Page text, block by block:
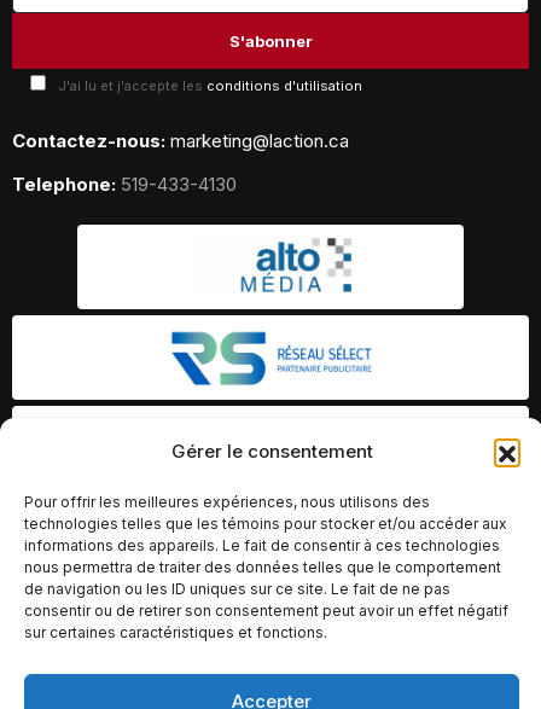
Gérer le consentement
Pour offrir les meilleures expériences, nous utilisons des
technologies telles que les témoins pour stocker et/ou accéder aux
informations des appareils. Le fait de consentir à ces technologies
nous permettra de traiter des données telles que le comportement
de navigation ou les ID uniques sur ce site. Le fait de ne pas
consentir ou de retirer son consentement peut avoir un effet négatif
sur certaines caractéristiques et fonctions.
Accepter
J'ai lu et j'accepte les conditions d'utilisation
Contactez-nous: marketing@laction.ca
Telephone: 519-433-4130